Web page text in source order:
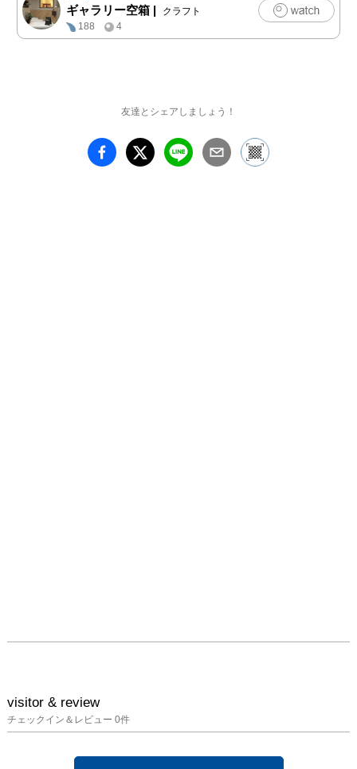
ギャラリー空箱 |
クラフト
188
4
友達とシェアしましょう！
visitor & review
チェックイン＆レビュー 0件